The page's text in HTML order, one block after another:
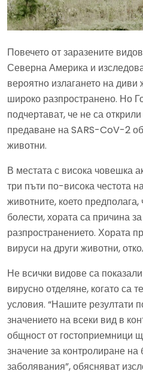
Повечето от заразените
Северна Америка и
вероятно излагането на
широко разпространено. Но
подчертават, че не са
предаване на SARS-CoV-2
животни.
В местата с висока човешка
три пъти по-висока честота
животните, което предполага,
болести, хората са причина
разпространението. Хората
вируси на други животни,
Не всички видове са
вирусно отделяне, когато са
условия. “Нашите резултати
значението на всеки вид в
общност от гостоприемници
значение за контролиране
заболявания”, обясняват